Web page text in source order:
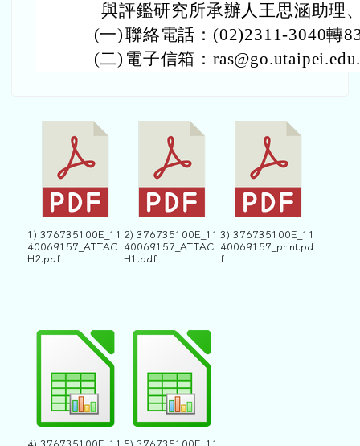
與評鑑研究所承辦人王思涵助理
(一)聯絡電話：(02)2311-3040轉
(二) 電子信箱：
1) 376735100E_11
40069157_ATTAC
H2.pdf
2) 376735100E_11
40069157_ATTAC
H1.pdf
3) 376735100E_11
40069157_print.pd
f